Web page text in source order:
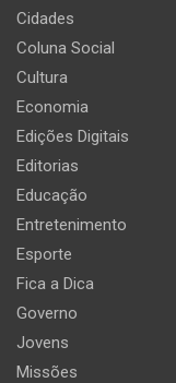
Cidades
Coluna Social
Cultura
Economia
Edições Digitais
Editorias
Educação
Entretenimento
Esporte
Fica a Dica
Governo
Jovens
Missões